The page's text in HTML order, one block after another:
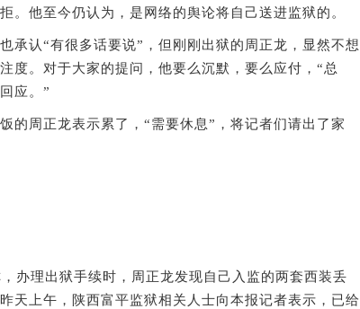
。他至今仍认为，是网络的舆论将自己送进监狱的。
认“有很多话要说”，但刚刚出狱的周正龙，显然不想
度。对于大家的提问，他要么沉默，要么应付，“总
应。”
周正龙表示累了，“需要休息”，将记者们请出了家
理出狱手续时，周正龙发现自己入监的两套西装丢
天上午，陕西富平监狱相关人士向本报记者表示，已给